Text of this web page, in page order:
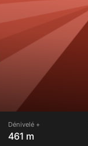
Dénivelé +
461 m